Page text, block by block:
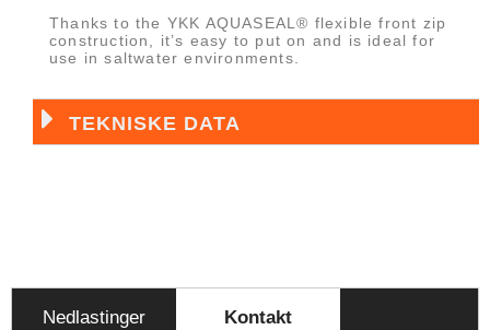
Thanks to the YKK AQUASEAL® flexible front zip
construction, it’s easy to put on and is ideal for
use in saltwater environments.
TEKNISKE DATA
Nedlastinger Kontakt